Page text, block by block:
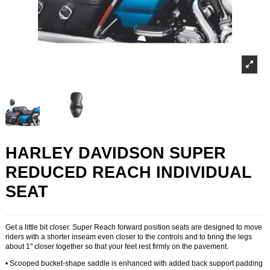
HARLEY DAVIDSON SUPER
REDUCED REACH INDIVIDUAL
SEAT
Get a little bit closer. Super Reach forward position seats are designed to move
riders with a shorter inseam even closer to the controls and to bring the legs
about 1" closer together so that your feet rest firmly on the pavement.
• Scooped bucket-shape saddle is enhanced with added back support padding